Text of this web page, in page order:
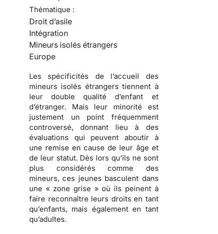
Thématique :
Droit d’asile
Intégration
Mineurs isolés étrangers
Europe
Les spécificités de l’accueil des
mineurs isolés étrangers tiennent à
leur double qualité d’enfant et
d’étranger. Mais leur minorité est
justement un point fréquemment
controversé, donnant lieu à des
évaluations qui peuvent aboutir à
une remise en cause de leur âge et
de leur statut. Dès lors qu’ils ne sont
plus considérés comme des
mineurs, ces jeunes basculent dans
une « zone grise » où ils peinent à
faire reconnaître leurs droits en tant
qu’enfants, mais également en tant
qu’adultes.